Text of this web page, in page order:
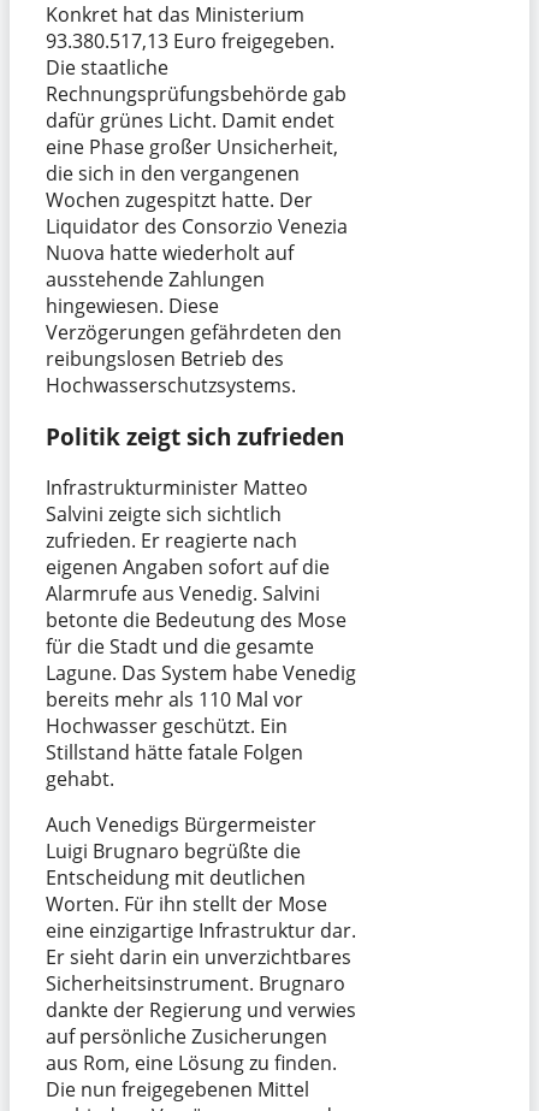
Konkret hat das Ministerium
93.380.517,13 Euro freigegeben.
Die staatliche
Rechnungsprüfungsbehörde gab
dafür grünes Licht. Damit endet
eine Phase großer Unsicherheit,
die sich in den vergangenen
Wochen zugespitzt hatte. Der
Liquidator des Consorzio Venezia
Nuova hatte wiederholt auf
ausstehende Zahlungen
hingewiesen. Diese
Verzögerungen gefährdeten den
reibungslosen Betrieb des
Hochwasserschutzsystems.
Politik zeigt sich zufrieden
Infrastrukturminister Matteo
Salvini zeigte sich sichtlich
zufrieden. Er reagierte nach
eigenen Angaben sofort auf die
Alarmrufe aus Venedig. Salvini
betonte die Bedeutung des Mose
für die Stadt und die gesamte
Lagune. Das System habe Venedig
bereits mehr als 110 Mal vor
Hochwasser geschützt. Ein
Stillstand hätte fatale Folgen
gehabt.
Auch Venedigs Bürgermeister
Luigi Brugnaro begrüßte die
Entscheidung mit deutlichen
Worten. Für ihn stellt der Mose
eine einzigartige Infrastruktur dar.
Er sieht darin ein unverzichtbares
Sicherheitsinstrument. Brugnaro
dankte der Regierung und verwies
auf persönliche Zusicherungen
aus Rom, eine Lösung zu finden.
Die nun freigegebenen Mittel